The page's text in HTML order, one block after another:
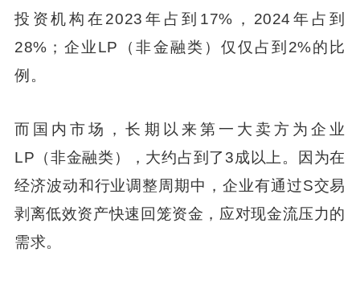
投资机构在2023年占到17%，2024年占到
28%；企业LP（非金融类）仅仅占到2%的比
例。
而国内市场，长期以来第一大卖方为企业
LP（非金融类），大约占到了3成以上。因为在
经济波动和行业调整周期中，企业有通过S交易
剥离低效资产快速回笼资金，应对现金流压力的
需求。